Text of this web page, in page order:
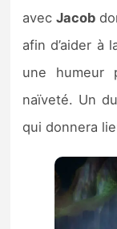
avecJacob
afin d’aider à
une humeur
naïveté. Un
qui donnera